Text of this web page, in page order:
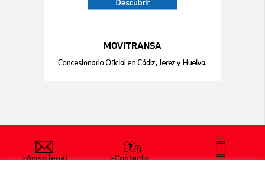
-Aviso legal
-Contacto
+34 627 35